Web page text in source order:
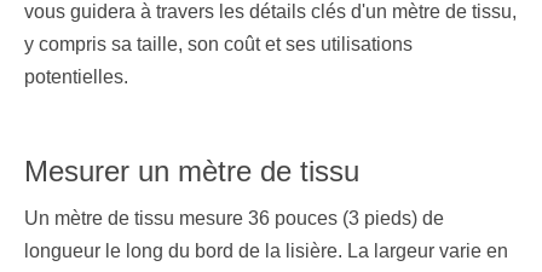
vous guidera à travers les détails clés d'un mètre de tissu,
y compris sa taille, son coût et ses utilisations
potentielles.
Mesurer un mètre de tissu
Un mètre de tissu mesure 36 pouces (3 pieds) de
longueur le long du bord de la lisière. La largeur varie en